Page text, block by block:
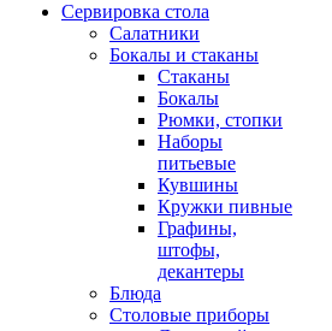
Сервировка стола
Салатники
Бокалы и стаканы
Стаканы
Бокалы
Рюмки, стопки
Наборы
питьевые
Кувшины
Кружки пивные
Графины,
штофы,
декантеры
Блюда
Столовые приборы